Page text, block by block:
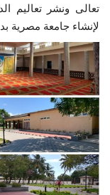
شروط وأحكام منحة
منحة ناصر للقيادة
مرجعياتنا
المواطن العالمي
الرواد
تعالى ونشر تعاليم
لإنشاء جامعة مصرية